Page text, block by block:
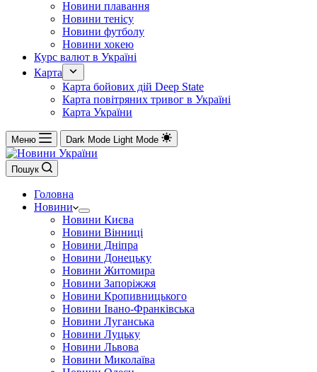
Новини плавання
Новини тенісу
Новини футболу
Новини хокею
Курс валют в Україні
Карта
Карта бойових дій Deep State
Карта повітряних тривог в Україні
Карта України
Меню Dark Mode Light Mode
Пошук
Головна
Новини
Новини Києва
Новини Вінниці
Новини Дніпра
Новини Донецьку
Новини Житомира
Новини Запоріжжя
Новини Кропивницького
Новини Івано-Франківська
Новини Луганська
Новини Луцьку
Новини Львова
Новини Миколаїва